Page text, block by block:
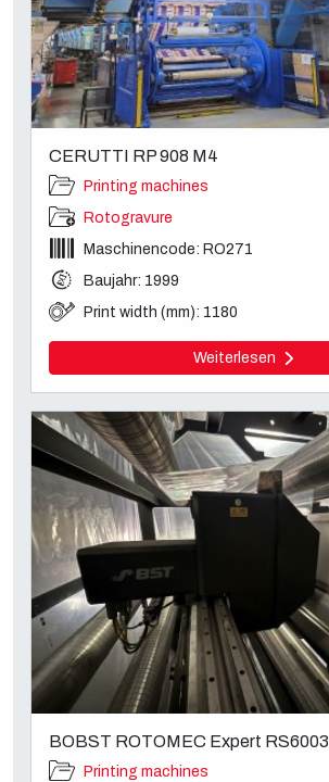
CERUTTI RP 908 M4
Printing machines
Rotogravure
Maschinencode: RO271
Baujahr: 1999
Print width (mm): 1180
Weiterlesen
BOBST ROTOMEC Expert RS6003
Printing machines